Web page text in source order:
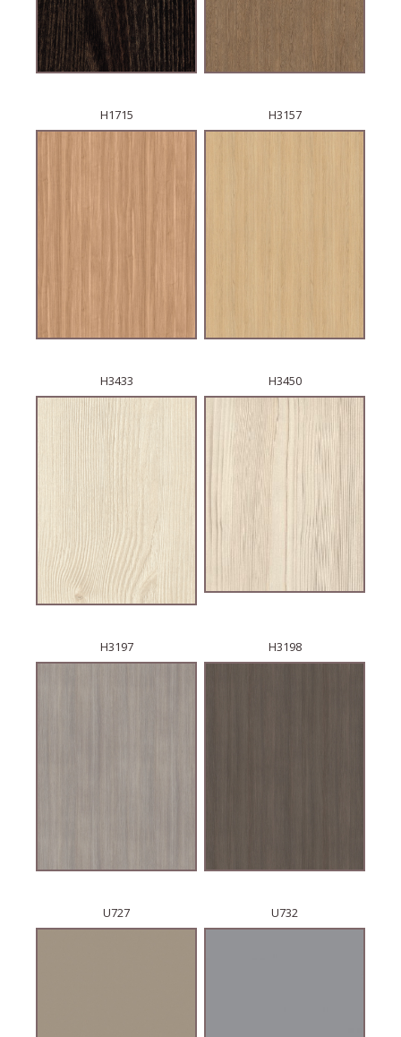
H1715 H3157
H3433 H3450
H3197 H3198
U727 U732